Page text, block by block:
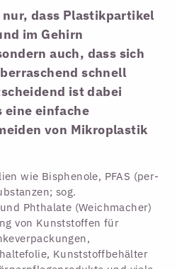
dass Plastikpartikel
im Gehirn
auch, dass sich
schnell
ist dabei
eine einfache
von Mikroplastik
wie Bisphenole, PFAS (per-
sog.
Phthalate (Weichmacher)
von Kunststoffen für
Kunststoffbehälter